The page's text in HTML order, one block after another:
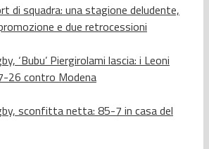
di squadra: una stagione deludente,
e due retrocessioni
‘Bubu’ Piergirolami lascia: i Leoni
26 contro Modena
sconfitta netta: 85-7 in casa del